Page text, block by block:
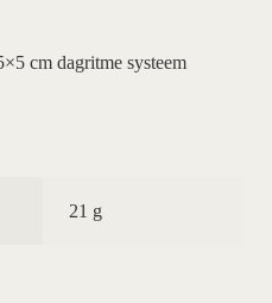
cm dagritme systeem
21 g